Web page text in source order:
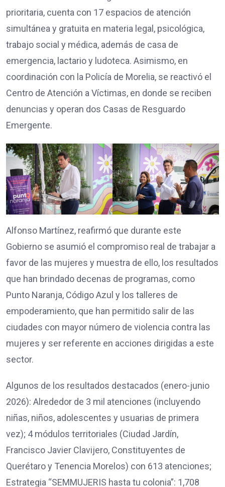
prioritaria, cuenta con 17 espacios de atención
simultánea y gratuita en materia legal, psicológica,
trabajo social y médica, además de casa de
emergencia, lactario y ludoteca. Asimismo, en
coordinación con la Policía de Morelia, se reactivó el
Centro de Atención a Víctimas, en donde se reciben
denuncias y operan dos Casas de Resguardo
Emergente.
Alfonso Martínez, reafirmó que durante este
Gobierno se asumió el compromiso real de trabajar a
favor de las mujeres y muestra de ello, los resultados
que han brindado decenas de programas, como
Punto Naranja, Código Azul y los talleres de
empoderamiento, que han permitido salir de las
ciudades con mayor número de violencia contra las
mujeres y ser referente en acciones dirigidas a este
sector.
Algunos de los resultados destacados (enero-junio
2026): Alrededor de 3 mil atenciones (incluyendo
niñas, niños, adolescentes y usuarias de primera
vez); 4 módulos territoriales (Ciudad Jardín,
Francisco Javier Clavijero, Constituyentes de
Querétaro y Tenencia Morelos) con 613 atenciones;
Estrategia “SEMMUJERIS hasta tu colonia”: 1,708